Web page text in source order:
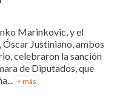
Marinkovic, y el
Justiniano, ambos
celebraron la sanción
de Diputados, que
+ más